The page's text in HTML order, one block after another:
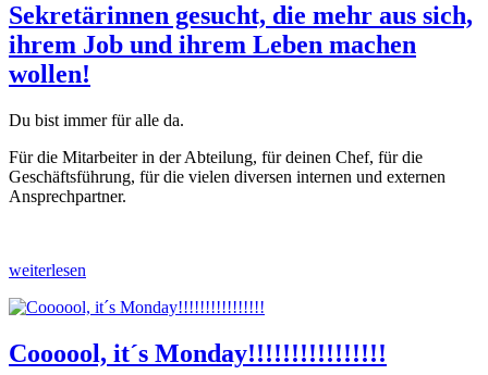
Sekretärinnen gesucht, die mehr aus sich,
ihrem Job und ihrem Leben machen
wollen!
Du bist immer für alle da.
Für die Mitarbeiter in der Abteilung, für deinen Chef, für die
Geschäftsführung, für die vielen diversen internen und externen
Ansprechpartner.
weiterlesen
Coooool, it´s Monday!!!!!!!!!!!!!!!!